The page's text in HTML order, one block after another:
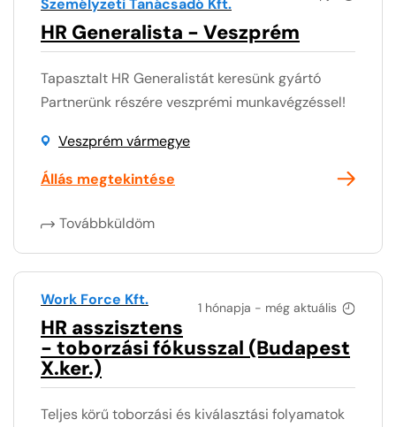
HR Generalista - Veszprém
Tapasztalt HR Generalistát keresünk gyártó
Partnerünk részére veszprémi munkavégzéssel!
Veszprém vármegye
Állás megtekintése
Továbbküldöm
1 hónapja - még aktuális
Work Force Kft.
HR asszisztens
- toborzási fókusszal (Budapest
X.ker.)
Teljes körű toborzási és kiválasztási folyamatok